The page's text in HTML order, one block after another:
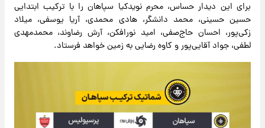
برای این دیدار حساس، محرم نویدکیا سپاهان را با ترکیب ابتدایی
حسین حسینی، محمد دانشگر، هادی محمدی، آریا یوسفی، میلاد
زکی‌پور، احسان حاج‌صفی، امید نورافکن، آرش رضاوند، محمدمهدی
لطفی، جواد آقایی‌پور و کاوه رضایی به زمین خواهد فرستاد.